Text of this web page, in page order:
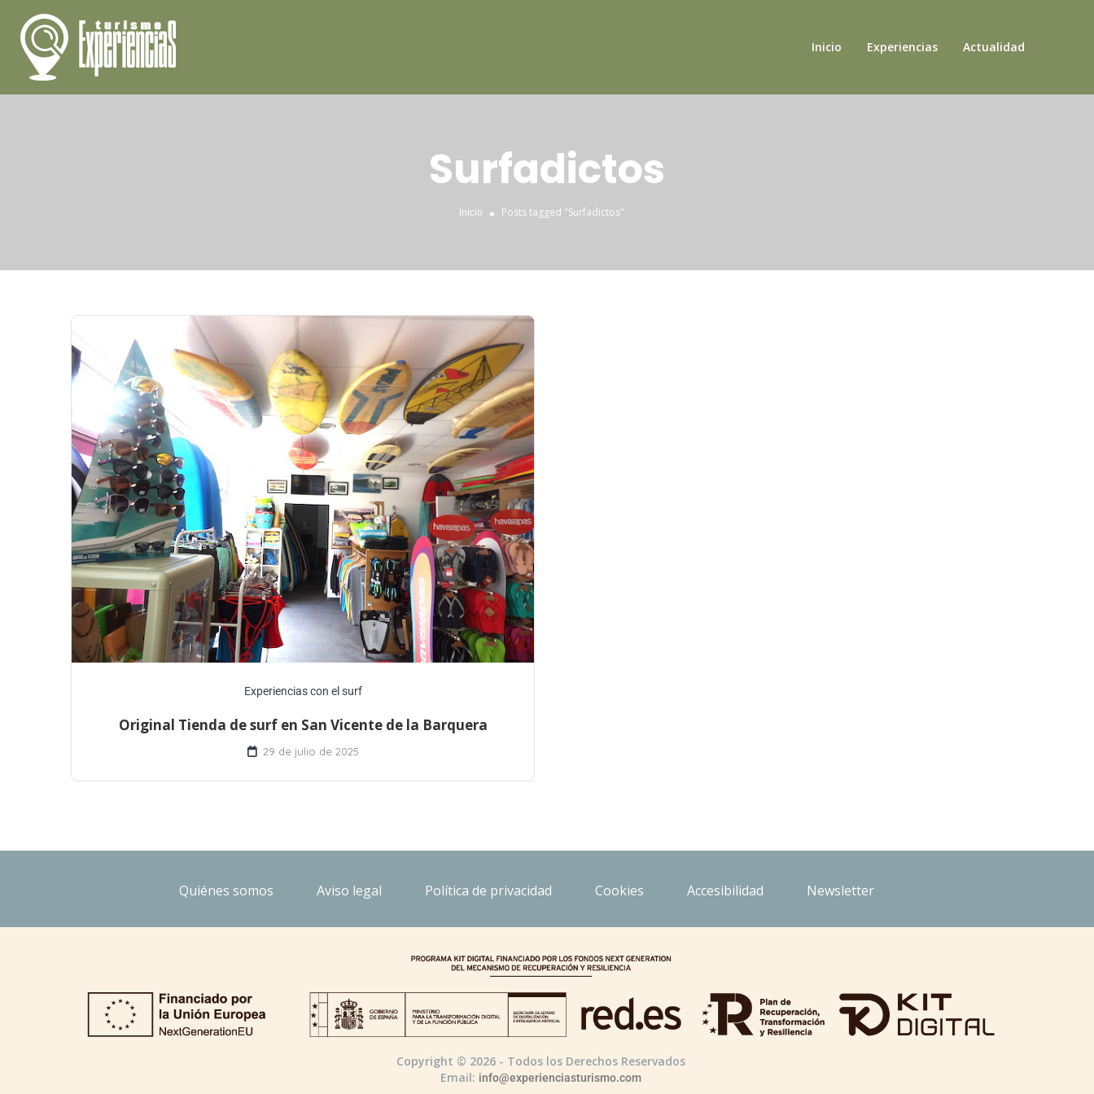
Inicio Experiencias Actualidad
Surfadictos
Inicio Posts tagged "Surfadictos"
Experiencias con el surf
Original Tienda de surf en San Vicente de la Barquera
29 de julio de 2025
Quiénes somos Aviso legal Política de privacidad Cookies Accesibilidad Newsletter
Copyright © 2026 - Todos los Derechos Reservados
Email: info@experienciasturismo.com